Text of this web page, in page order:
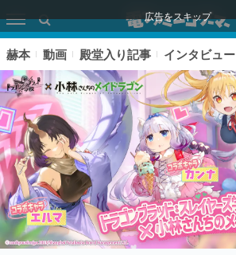
広告をスキップ
赫本 動画 殿堂入り記事 インタビュー